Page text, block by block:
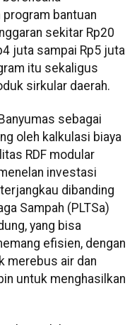
bantuan
sekitar Rp20
juta sampai Rp5 juta
itu sekaligus
sirkular daerah.
sebagai
oleh kalkulasi biaya
RDF modular
investasi
dibanding
Sampah (PLTSa)
yang bisa
efisien, dengan
merebus air dan
untuk menghasilkan